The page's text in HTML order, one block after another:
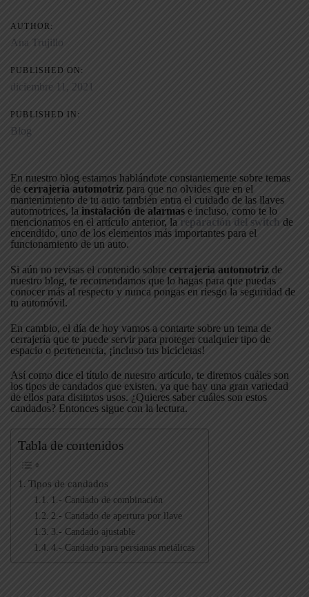
AUTHOR:
Ana Trujillo
PUBLISHED ON:
diciembre 11, 2021
PUBLISHED IN:
Blog
En nuestro blog estamos hablándote constantemente sobre temas
de cerrajería automotriz para que no olvides que en el
mantenimiento de tu auto también entra el cuidado de las llaves
automotrices, la instalación de alarmas e incluso, como te lo
mencionamos en el artículo anterior, la reparación del switch de
encendido, uno de los elementos más importantes para el
funcionamiento de un auto.
Si aún no revisas el contenido sobre cerrajería automotriz de
nuestro blog, te recomendamos que lo hagas para que puedas
conocer más al respecto y nunca pongas en riesgo la seguridad de
tu automóvil.
En cambio, el día de hoy vamos a contarte sobre un tema de
cerrajería que te puede servir para proteger cualquier tipo de
espacio o pertenencia, ¡incluso tus bicicletas!
Así como dice el título de nuestro artículo, te diremos cuáles son
los tipos de candados que existen, ya que hay una gran variedad
de ellos para distintos usos. ¿Quieres saber cuáles son estos
candados? Entonces sigue con la lectura.
Tabla de contenidos
Tipos de candados
1.- Candado de combinación
2.- Candado de apertura por llave
3.- Candado ajustable
4.- Candado para persianas metálicas